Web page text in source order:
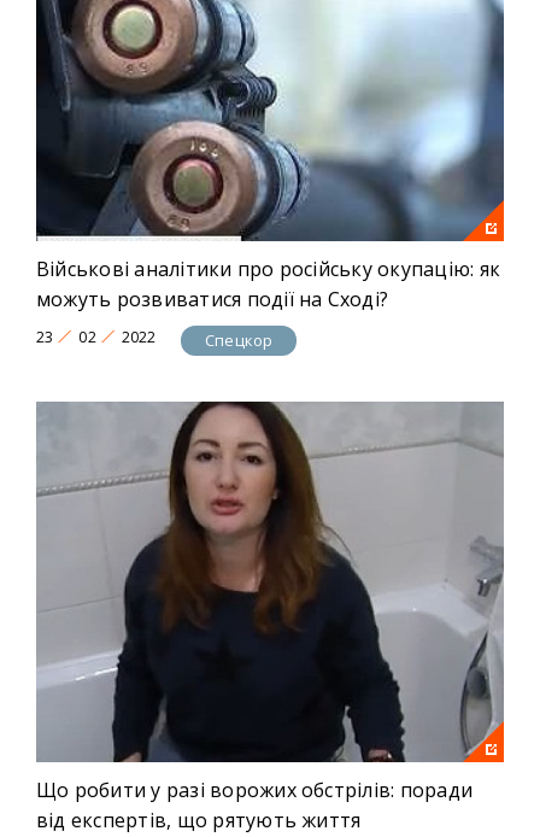
Військові аналітики про російську окупацію: як
можуть розвиватися події на Сході?
23 02 2022 Спецкор
Що робити у разі ворожих обстрілів: поради
від експертів, що рятують життя